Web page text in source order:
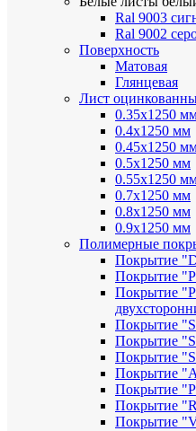
Ral 9003
Ral 9002
Поверхность
Матовая
Глянцевая
Лист
0.35х1250
0.4х1250 мм
0.45х1250
0.5х1250 мм
0.55х1250
0.7х1250 мм
0.8х1250 мм
0.9х1250 мм
Полимерные
Покрытие
Покрытие
Покрытие
Покрытие
Покрытие
Покрытие
Покрытие
Покрытие
Покрытие
Покрытие